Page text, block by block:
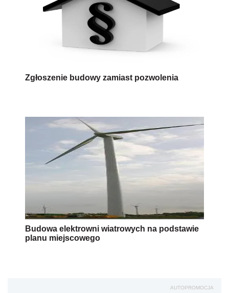
Zgłoszenie budowy zamiast pozwolenia
Budowa elektrowni wiatrowych na podstawie
planu miejscowego
AUTOPROMOCJA